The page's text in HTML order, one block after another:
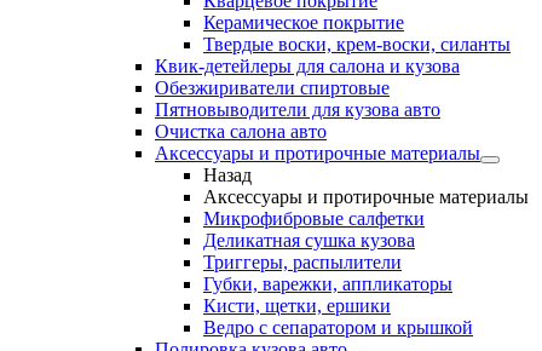
Керамическое покрытие
Твердые воски, крем-воски, силанты
Квик-детейлеры для салона и кузова
Обезжириватели спиртовые
Пятновыводители для кузова авто
Очистка салона авто
Аксессуары и протирочные материалы
Назад
Аксессуары и протирочные материалы
Микрофибровые салфетки
Деликатная сушка кузова
Триггеры, распылители
Губки, варежки, аппликаторы
Кисти, щетки, ершики
Ведро с сепаратором и крышкой